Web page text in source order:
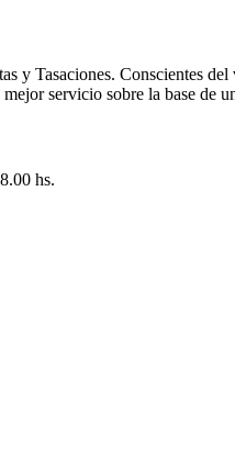
y Tasaciones. Conscientes
servicio sobre la base de
hs.